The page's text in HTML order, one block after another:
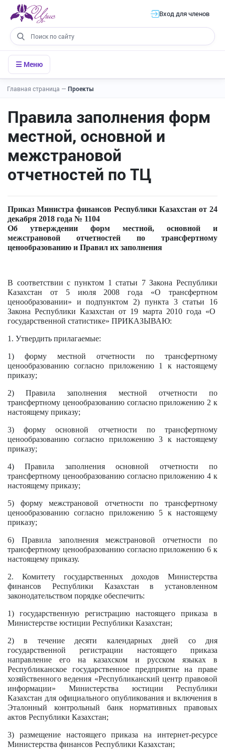
Вход для членов
☰ Меню
Главная страница — Проекты
Правила заполнения форм
местной, основной и
межстрановой
отчетностей по ТЦ
Приказ Министра финансов Республики Казахстан от 24
декабря 2018 года № 1104
Об утверждении форм местной, основной и
межстрановой отчетностей по трансфертному
ценообразованию и Правил их заполнения
В соответствии с пунктом 1 статьи 7Закона Республики
Казахстан от 5 июля 2008 года «О трансфертном
ценообразовании» иподпунктом 2) пункта 3 статьи 16
Закона Республики Казахстан от 19 марта 2010 года «О
государственной статистике» ПРИКАЗЫВАЮ:
1. Утвердить прилагаемые:
1) форму местной отчетности по трансфертному
ценообразованию согласно приложению 1
к настоящему
приказу;
2) Правила заполнения местной отчетности по
трансфертному ценообразованию согласноприложению 2 к
настоящему приказу;
3) форму основной отчетности по трансфертному
ценообразованию согласно приложению 3 к настоящему
приказу;
4) Правила заполнения основной отчетности по
трансфертному ценообразованию согласноприложению 4 к
настоящему приказу;
5) форму межстрановой отчетности по трансфертному
ценообразованию согласно приложению 5 к настоящему
приказу;
6) Правила заполнения межстрановой отчетности по
трансфертному ценообразованию согласноприложению 6 к
настоящему приказу.
2. Комитету государственных доходов Министерства
финансов Республики Казахстан в установленном
законодательством порядке обеспечить:
1) государственную регистрацию настоящего приказа в
Министерстве юстиции Республики Казахстан;
2) в течение десяти календарных дней со дня
государственной регистрации настоящего приказа
направление его на казахском и русском языках в
Республиканское государственное предприятие на праве
хозяйственного ведения «Республиканский центр правовой
информации» Министерства юстиции Республики
Казахстан для официального опубликования и включения в
Эталонный контрольный банк нормативных правовых
актов Республики Казахстан;
3) размещение настоящего приказа на интернет-ресурсе
Министерства финансов Республики Казахстан;